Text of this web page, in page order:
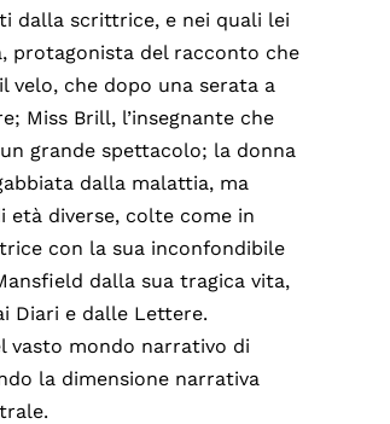
dalla scrittrice, e nei quali lei
protagonista del racconto che
velo, che dopo una serata a
Miss Brill, l’insegnante che
grande spettacolo; la donna
dalla malattia, ma
età diverse, colte come in
con la sua inconfondibile
dalla sua tragica vita,
Diari e dalle Lettere.
vasto mondo narrativo di
la dimensione narrativa